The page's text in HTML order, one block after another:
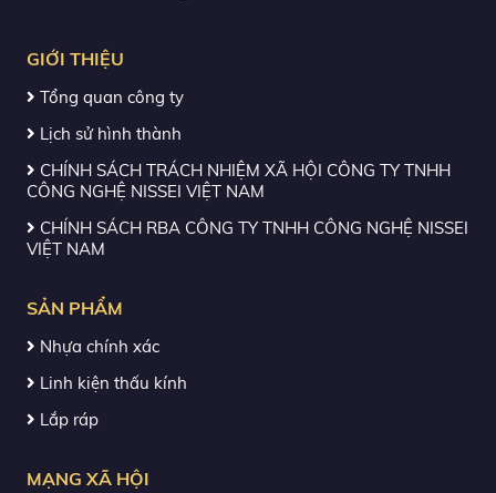
GIỚI THIỆU
Tổng quan công ty
Lịch sử hình thành
CHÍNH SÁCH TRÁCH NHIỆM XÃ HỘI CÔNG TY TNHH
CÔNG NGHỆ NISSEI VIỆT NAM
CHÍNH SÁCH RBA CÔNG TY TNHH CÔNG NGHỆ NISSEI
VIỆT NAM
SẢN PHẨM
Nhựa chính xác
Linh kiện thấu kính
Lắp ráp
MẠNG XÃ HỘI